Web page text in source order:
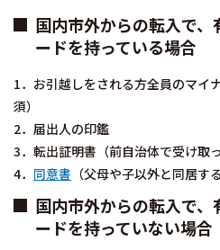
国内市外からの転入で
ードを持っている場合
1．お引越しをされる方全員のマイ
須）
2．届出人の印鑑
3．転出証明書（前自治体で受け取
4． 同意書 （父母や子以外と同居す
国内市外からの転入で
ードを持っていない場合